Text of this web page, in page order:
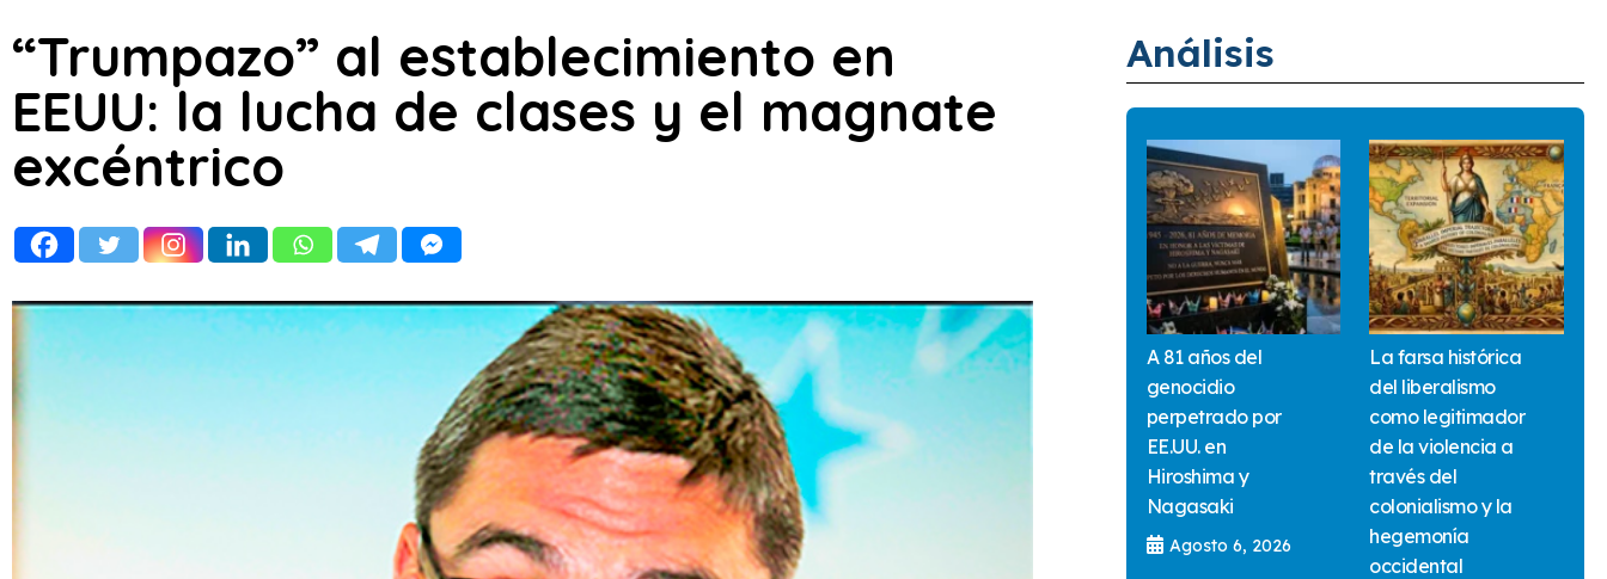
“Trumpazo” al establecimiento en
EEUU: la lucha de clases y el magnate
excéntrico
Análisis
A 81 años del
genocidio
perpetrado por
EE.UU. en
Hiroshima y
Nagasaki
Agosto 6, 2026
La farsa histórica
del liberalismo
como legitimador
de la violencia a
través del
colonialismo y la
hegemonía
occidental